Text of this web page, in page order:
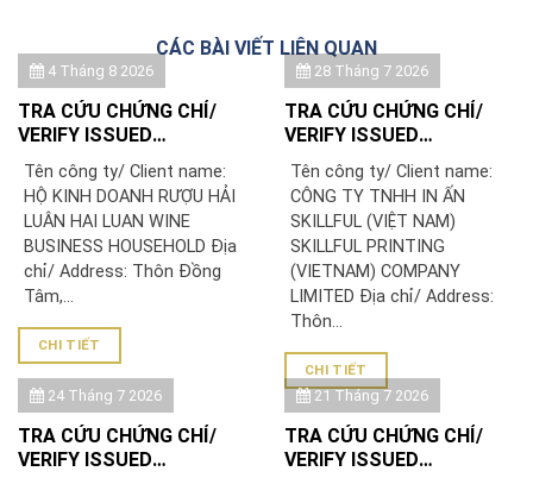
CÁC BÀI VIẾT LIÊN QUAN
4 Tháng 8 2026
TRA CỨU CHỨNG CHỈ/
VERIFY ISSUED
DOANH RƯỢU HẢI LUÂN
Tên công ty/ Client name:
HỘ KINH DOANH RƯỢU HẢI
LUÂN HAI LUAN WINE
BUSINESS HOUSEHOLD Địa
chỉ/ Address: Thôn Đồng
Tâm,...
CHI TIẾT
28 Tháng 7 2026
TRA CỨU CHỨNG CHỈ/
VERIFY ISSUED
TNHH IN ẤN SKILLFUL
(VIỆT NAM)/ SKILLFUL
PRINTING (VIETNAM)
COMPANY LIMITED
Tên công ty/ Client name:
CÔNG TY TNHH IN ẤN
SKILLFUL (VIỆT NAM)
SKILLFUL PRINTING
(VIETNAM) COMPANY
LIMITED Địa chỉ/ Address:
Thôn...
CHI TIẾT
24 Tháng 7 2026
TRA CỨU CHỨNG CHỈ/
VERIFY ISSUED
21 Tháng 7 2026
TRA CỨU CHỨNG CHỈ/
VERIFY ISSUED